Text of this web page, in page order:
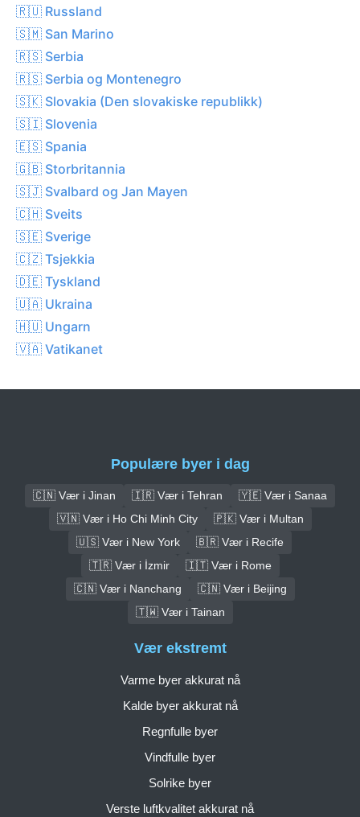
🇷🇺 Russland
🇸🇲 San Marino
🇷🇸 Serbia
🇷🇸 Serbia og Montenegro
🇸🇰 Slovakia (Den slovakiske republikk)
🇸🇮 Slovenia
🇪🇸 Spania
🇬🇧 Storbritannia
🇸🇯 Svalbard og Jan Mayen
🇨🇭 Sveits
🇸🇪 Sverige
🇨🇿 Tsjekkia
🇩🇪 Tyskland
🇺🇦 Ukraina
🇭🇺 Ungarn
🇻🇦 Vatikanet
Populære byer i dag
🇨🇳 Vær i Jinan 🇮🇷 Vær i Tehran
🇾🇪 Vær i Sanaa
🇻🇳 Vær i Ho Chi Minh City
🇵🇰 Vær i Multan
🇺🇸 Vær i New York
🇧🇷 Vær i Recife
🇹🇷 Vær i İzmir
🇮🇹 Vær i Rome
🇨🇳 Vær i Nanchang
🇨🇳 Vær i Beijing
🇹🇼 Vær i Tainan
Vær ekstremt
Varme byer akkurat nå
Kalde byer akkurat nå
Regnfulle byer
Vindfulle byer
Solrike byer
Verste luftkvalitet akkurat nå